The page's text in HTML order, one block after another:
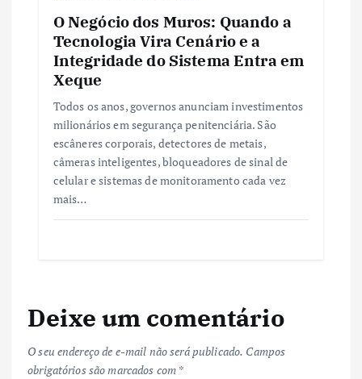
O Negócio dos Muros: Quando a
Tecnologia Vira Cenário e a
Integridade do Sistema Entra em
Xeque
Todos os anos, governos anunciam investimentos
milionários em segurança penitenciária. São
escâneres corporais, detectores de metais,
câmeras inteligentes, bloqueadores de sinal de
celular e sistemas de monitoramento cada vez
mais…
Deixe um comentário
O seu endereço de e-mail não será publicado. Campos
obrigatórios são marcados com *